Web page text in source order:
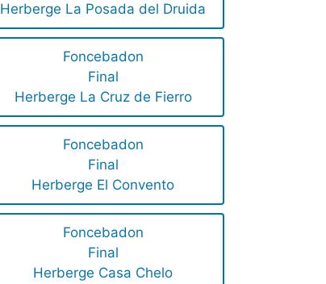
Herberge La Posada del Druida
Foncebadon
Final
Herberge La Cruz de Fierro
Foncebadon
Final
Herberge El Convento
Foncebadon
Final
Herberge Casa Chelo